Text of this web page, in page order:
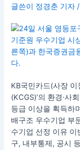
글쓴이 정경춘 기자/
KB국민카드(사장 이
(KCGS)’의 환경∙사
등급 이상을 획득하
배구조 우수기업
수기업 선정 이유 이
구, 내부통제, 공시
드,
ESG
지
배
구
우
수
기
업
선
정